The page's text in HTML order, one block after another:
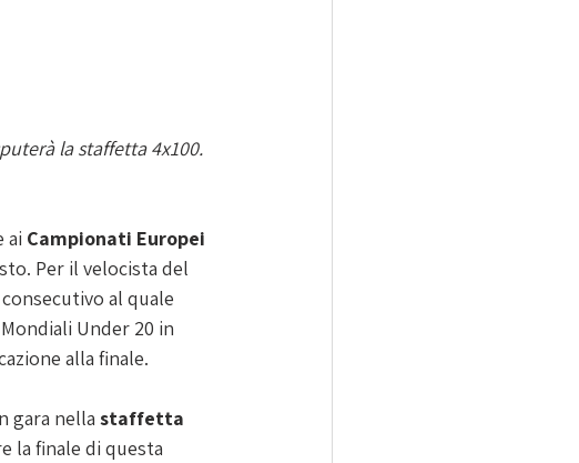
la staffetta 4x100.
ai Campionati Europei
Per il velocista del
al quale
Under 20 in
alla finale.
gara nella staffetta
la finale di questa